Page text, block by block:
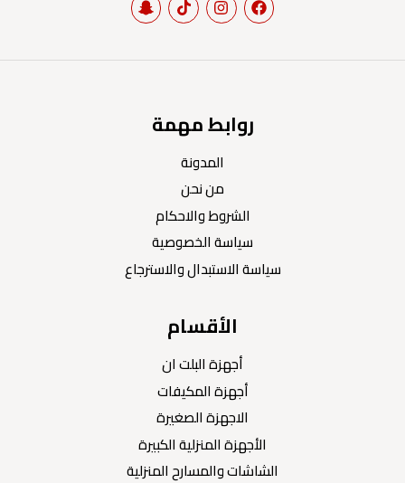
روابط مهمة
المدونة
من نحن
الشروط والاحكام
سياسة الخصوصية
سياسة الاستبدال والاسترجاع
الأقسام
أجهزة البلت ان
أجهزة المكيفات
الاجهزة الصغيرة
الأجهزة المنزلية الكبيرة
الشاشات والمسارح المنزلية